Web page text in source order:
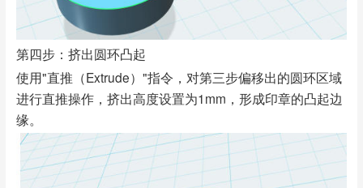
第四步：挤出圆环凸起
使用"直推（Extrude）"指令，对第三步偏移出的圆环区域
进行直推操作，挤出高度设置为1mm，形成印章的凸起边
缘。